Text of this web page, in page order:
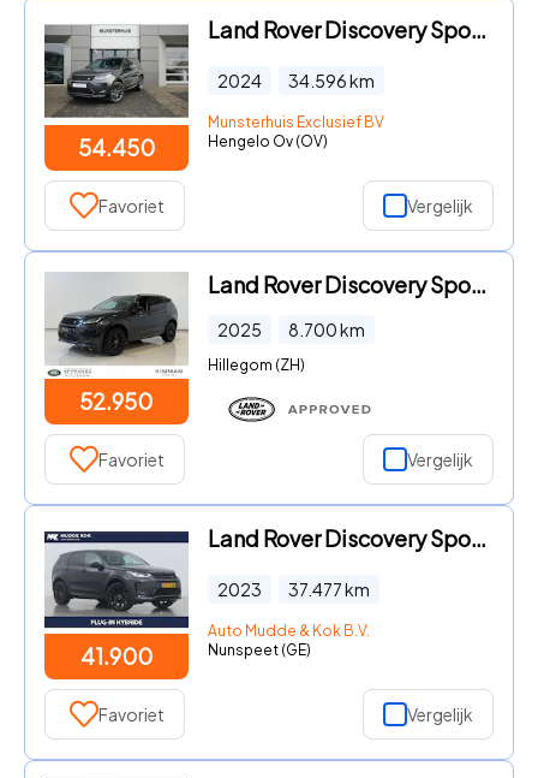
54.450
Land Rover Discovery Sport - P300e PHEV Dynamic HSE | Occasion Lease vanaf € 1.104, 00 p/
2024 34.596km
Munsterhuis Exclusief BV
Hengelo Ov (OV)
Favoriet Vergelijk
52.950
Land Rover Discovery Sport - 1.5 P270e PHEV S Edition
2025 8.700km
Hillegom (ZH)
Favoriet Vergelijk
41.900
Land Rover Discovery Sport - P300e R-Dynamic HSE | ACC | Head-Up | Meridian Surround | St
2023 37.477km
Auto Mudde & Kok B.V.
Nunspeet (GE)
Favoriet Vergelijk